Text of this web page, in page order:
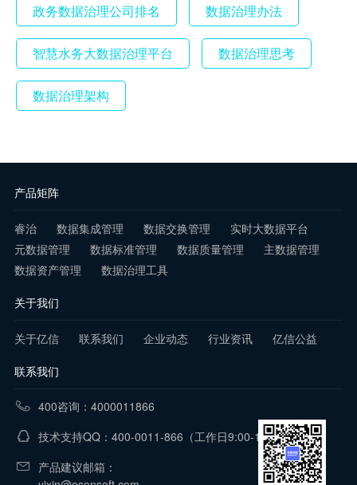
政务数据治理公司排名 数据治理办法
智慧水务大数据治理平台 数据治理思考
数据治理架构
产品矩阵
睿治 数据集成管理 数据交换管理
实时大数据平台
元数据管理
数据标准管理 数据质量管理
主数据管理
数据资产管理
数据治理工具
关于我们
关于亿信 联系我们 企业动态 行业资讯 亿信公益
联系我们
400咨询：4000011866
技术支持QQ：400-0011-866 （工作日9:00-18:00）
产品建议邮箱：